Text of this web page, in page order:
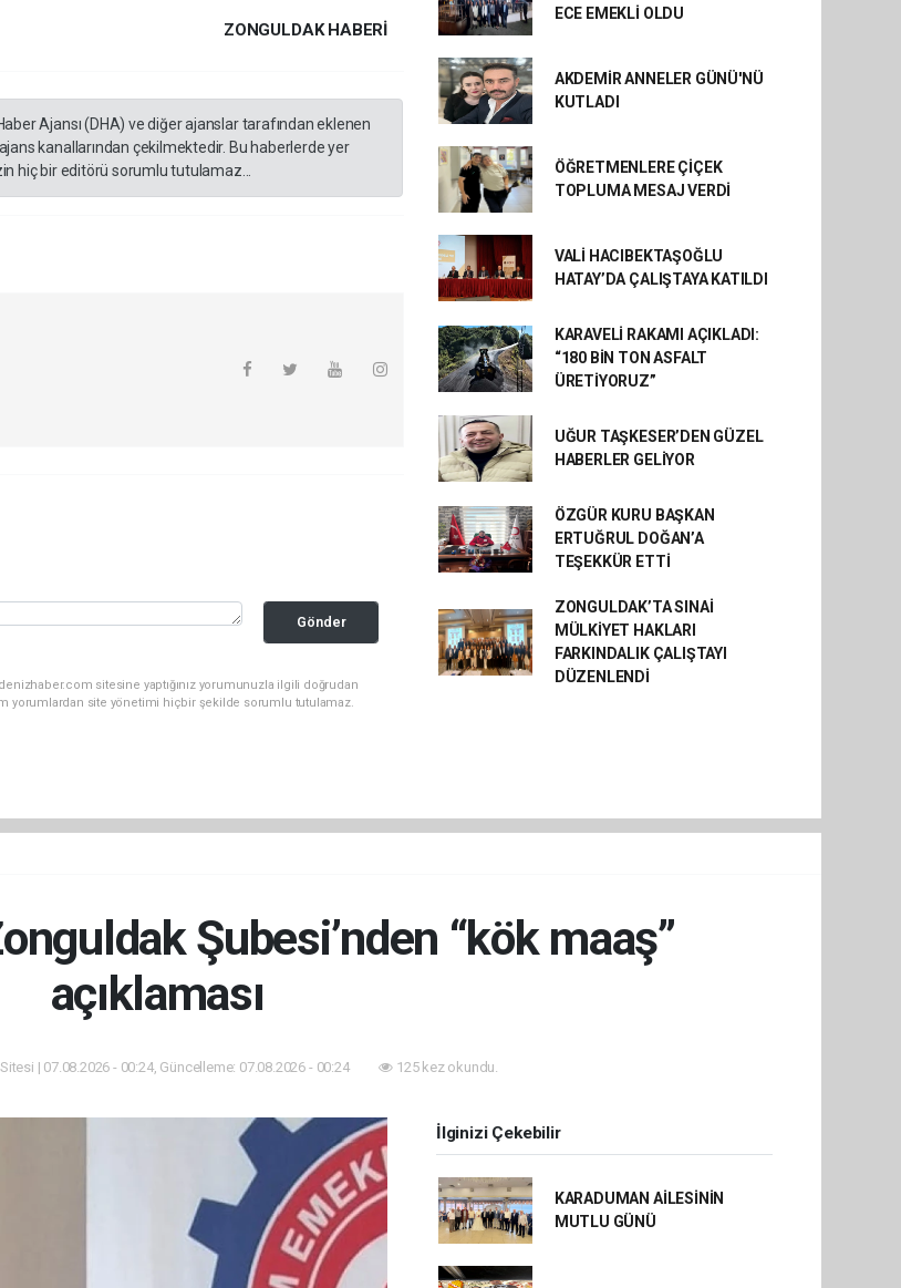
ZONGULDAK HABERİ
Ajansı (DHA) ve diğer ajanslar tarafından eklenen
kanallarından çekilmektedir. Bu haberlerde yer
hiç bir editörü sorumlu tutulamaz...
Gönder
sitesine yaptığınız yorumunuzla ilgili doğrudan
yorumlardan site yönetimi hiçbir şekilde sorumlu tutulamaz.
ECE EMEKLİ OLDU
AKDEMİR ANNELER GÜNÜ'NÜ
KUTLADI
ÖĞRETMENLERE ÇİÇEK
TOPLUMA MESAJ VERDİ
VALİ HACIBEKTAŞOĞLU
HATAY’DA ÇALIŞTAYA KATILDI
KARAVELİ RAKAMI AÇIKLADI:
“180 BİN TON ASFALT
ÜRETİYORUZ”
UĞUR TAŞKESER’DEN GÜZEL
HABERLER GELİYOR
ÖZGÜR KURU BAŞKAN
ERTUĞRUL DOĞAN’A
TEŞEKKÜR ETTİ
ZONGULDAK’TA SINAİ
MÜLKİYET HAKLARI
FARKINDALIK ÇALIŞTAYI
DÜZENLENDİ
Şubesi’nden “kök maaş”
açıklaması
| 07.08.2026 - 00:24, Güncelleme: 07.08.2026 - 00:24 125 kez okundu.
İlginizi Çekebilir
KARADUMAN AİLESİNİN
MUTLU GÜNÜ